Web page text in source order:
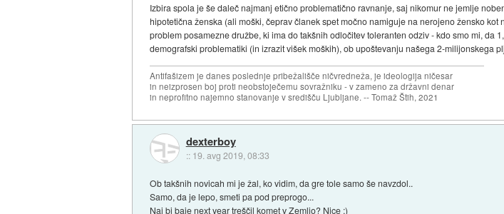
Izbira spola je še daleč najmanj etično problematično ravnanje, saj nikomur ne jemlje
hipotetična ženska (ali moški, čeprav članek spet močno namiguje na nerojeno žensko
problem posamezne družbe, ki ima do takšnih odločitev toleranten odziv - kdo smo mi,
demografski problematiki (in izrazit višek moških), ob upoštevanju našega 2-milijonskega
Antifašizem je danes poslednje pribežališče ničvredneža, je ideologija ničesar
in neizprosen boj proti neobstoječemu sovražniku - v zameno za državni denar
in neprofitno najemno stanovanje v središču Ljubljane. -- Tomaž Štih, 2021
dexterboy
:: 19. avg 2019, 08:33
Ob takšnih novicah mi je žal, ko vidim, da gre tole samo še navzdol..
Samo, da je lepo, smeti pa pod preprogo...
Naj bi baje next year treščil komet v Zemljo? Nice ;)